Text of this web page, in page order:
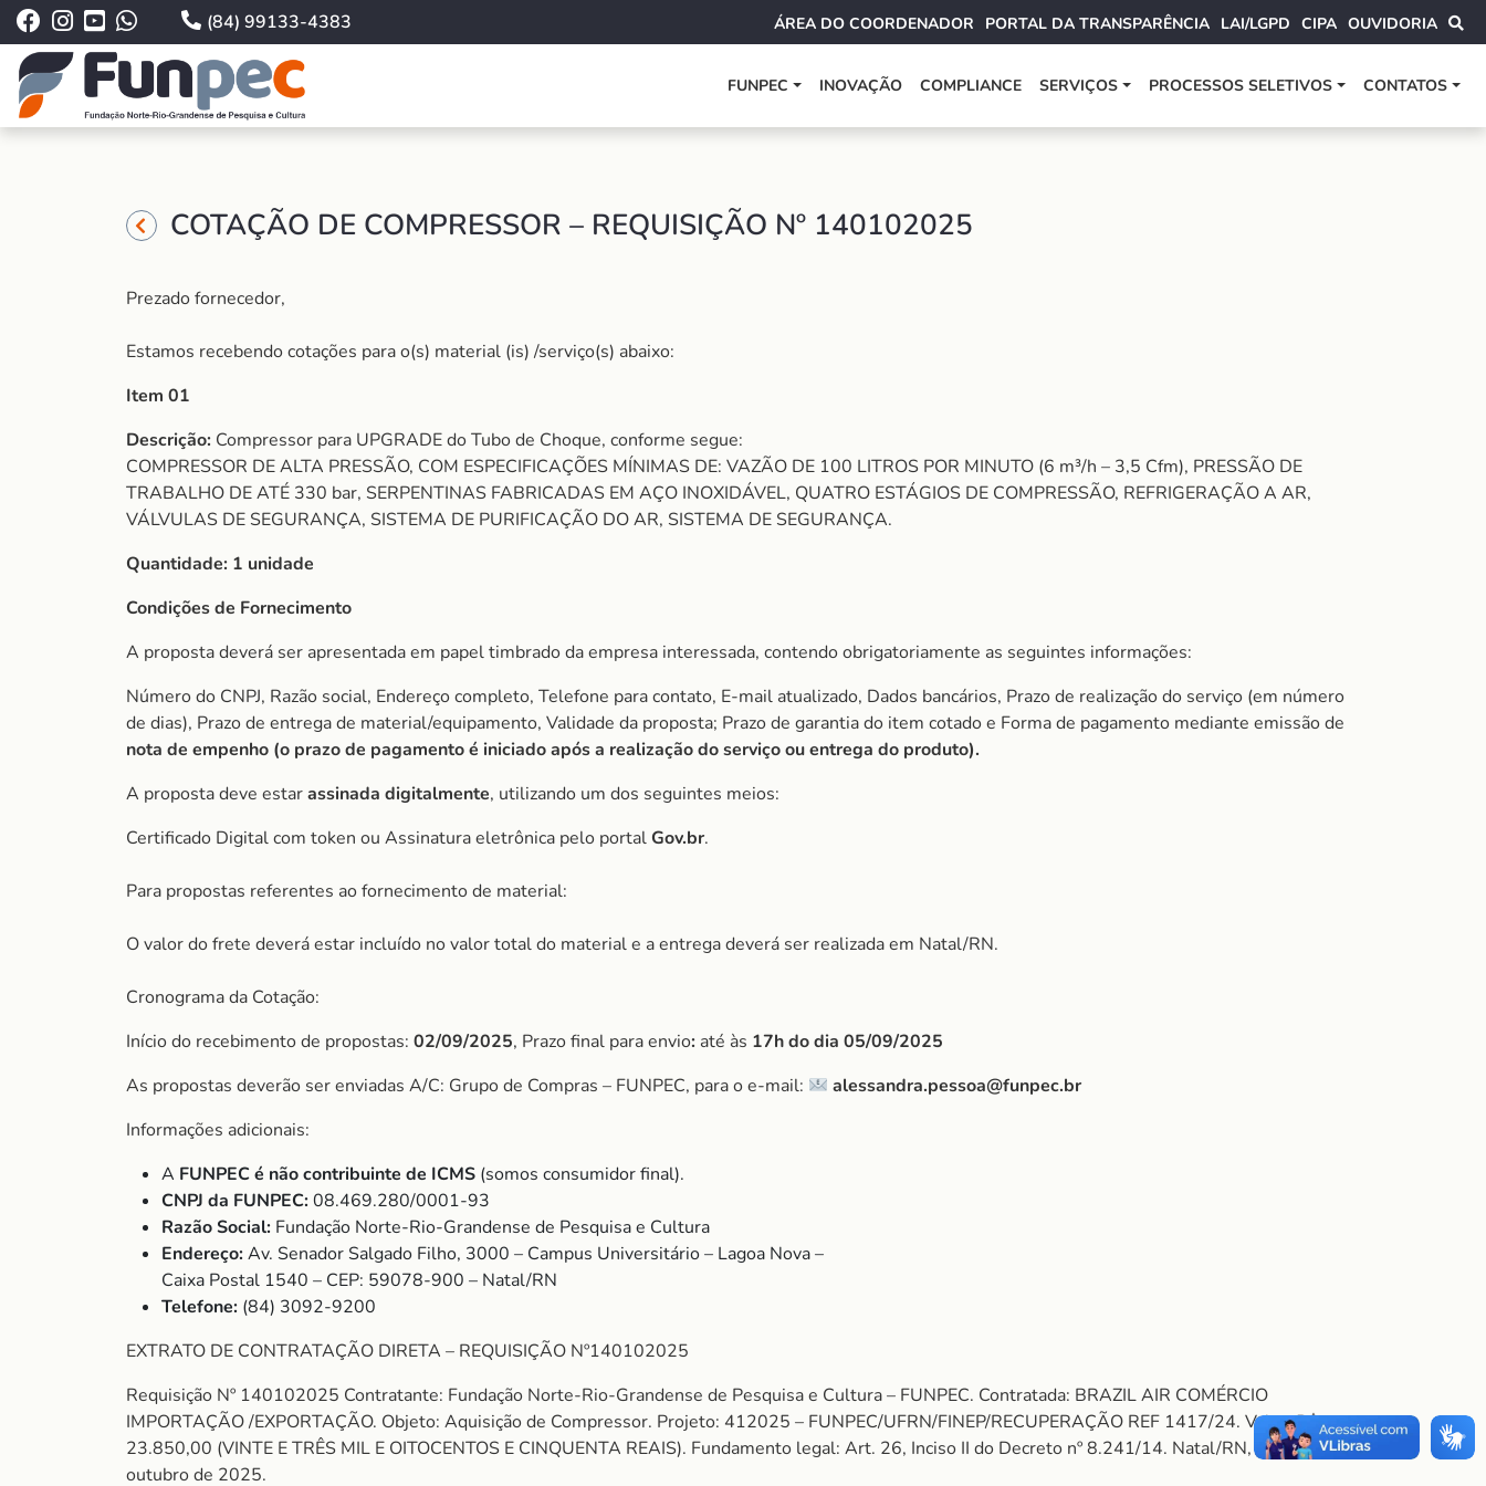
(84) 99133-4383 ÁREA DO COORDENADOR PORTAL DA TRANSPARÊNCIA LAI/LGPD CIPA OUVIDORIA
FUNPEC INOVAÇÃO COMPLIANCE SERVIÇOS PROCESSOS SELETIVOS CONTATOS
COTAÇÃO DE COMPRESSOR – REQUISIÇÃO Nº 140102025
Prezado fornecedor,
Estamos recebendo cotações para o(s) material (is) /serviço(s) abaixo:
Item 01
Descrição: Compressor para UPGRADE do Tubo de Choque, conforme segue:
COMPRESSOR DE ALTA PRESSÃO, COM ESPECIFICAÇÕES MÍNIMAS DE: VAZÃO DE 100 LITROS POR MINUTO (6 m³/h – 3,5 Cfm), PRESSÃO DE
TRABALHO DE ATÉ 330 bar, SERPENTINAS FABRICADAS EM AÇO INOXIDÁVEL, QUATRO ESTÁGIOS DE COMPRESSÃO, REFRIGERAÇÃO A AR,
VÁLVULAS DE SEGURANÇA, SISTEMA DE PURIFICAÇÃO DO AR, SISTEMA DE SEGURANÇA.
Quantidade: 1 unidade
Condições de Fornecimento
A proposta deverá ser apresentada em papel timbrado da empresa interessada, contendo obrigatoriamente as seguintes informações:
Número do CNPJ, Razão social, Endereço completo, Telefone para contato, E-mail atualizado, Dados bancários, Prazo de realização do serviço (em número
de dias), Prazo de entrega de material/equipamento, Validade da proposta; Prazo de garantia do item cotado e Forma de pagamento mediante emissão de
nota de empenho (o prazo de pagamento é iniciado após a realização do serviço ou entrega do produto).
A proposta deve estarassinada digitalmente, utilizando um dos seguintes meios:
Certificado Digital com token ou Assinatura eletrônica pelo portalGov.br.
Para propostas referentes ao fornecimento de material:
O valor do frete deverá estar incluído no valor total do material e a entrega deverá ser realizada em Natal/RN.
Cronograma da Cotação:
Início do recebimento de propostas: 02/09/2025, Prazo final para envio: até às 17h do dia 05/09/2025
As propostas deverão ser enviadas A/C: Grupo de Compras – FUNPEC, para o e-mail:
alessandra.pessoa@funpec.br
Informações adicionais:
A FUNPEC é não contribuinte de ICMS (somos consumidor final).
CNPJ da FUNPEC:08.469.280/0001-93
Razão Social: Fundação Norte-Rio-Grandense de Pesquisa e Cultura
Endereço:Av. Senador Salgado Filho, 3000 – Campus Universitário – Lagoa Nova –
Caixa Postal 1540 – CEP: 59078-900 – Natal/RN
Telefone: (84) 3092-9200
EXTRATO DE CONTRATAÇÃO DIRETA – REQUISIÇÃO Nº140102025
Requisição Nº 140102025 Contratante: Fundação Norte-Rio-Grandense de Pesquisa e Cultura – FUNPEC. Contratada: BRAZIL AIR COMÉRCIO
IMPORTAÇÃO /EXPORTAÇÃO. Objeto: Aquisição de Compressor. Projeto: 412025 – FUNPEC/UFRN/FINEP/RECUPERAÇÃO REF 1417/24. Valor: R$
23.850,00 (VINTE E TRÊS MIL E OITOCENTOS E CINQUENTA REAIS). Fundamento legal: Art. 26, Inciso II do Decreto nº 8.241/14. Natal/RN, 02 de
outubro de 2025.